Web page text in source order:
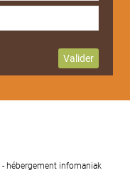
- hébergement infomaniak